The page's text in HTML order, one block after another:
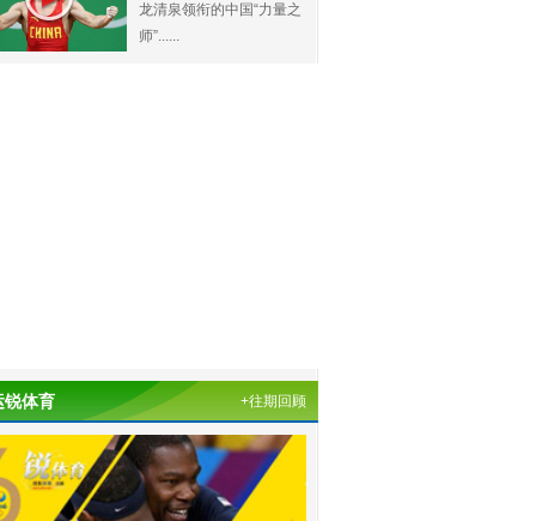
龙清泉领衔的中国“力量之
师”......
锐体育 +往期回顾